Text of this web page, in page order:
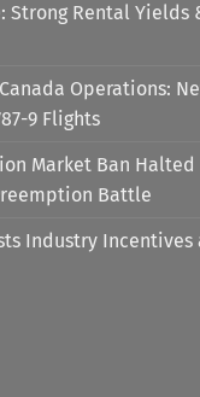
Strong Rental Yields
Operations:
9 Flights
Market Ban Halted
Battle
Industry